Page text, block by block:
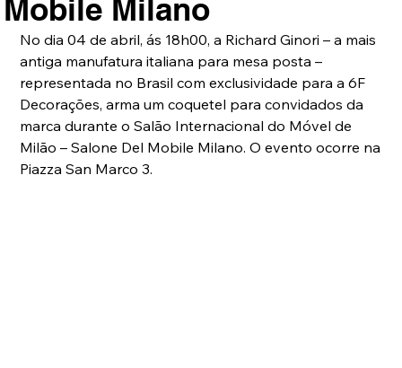
Mobile Milano
No dia 04 de abril, ás 18h00, a Richard Ginori – a mais
antiga manufatura italiana para mesa posta –
representada no Brasil com exclusividade para a 6F
Decorações, arma um coquetel para convidados da
marca durante o Salão Internacional do Móvel de
Milão – Salone Del Mobile Milano. O evento ocorre na
Piazza San Marco 3.